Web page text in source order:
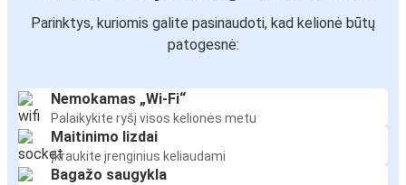
Parinktys, kuriomis galite pasinaudoti, kad kelionė būtų
patogesnė:
Nemokamas „Wi-Fi“
Palaikykite ryšį visos kelionės metu
Maitinimo lizdai
Įkraukite įrenginius keliaudami
Bagažo saugykla